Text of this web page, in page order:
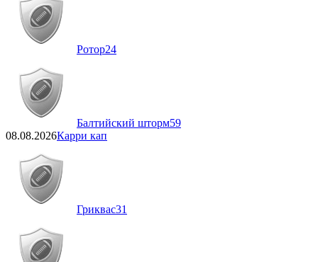
Ротор24
Балтийский шторм59
08.08.2026Карри кап
Гриквас31